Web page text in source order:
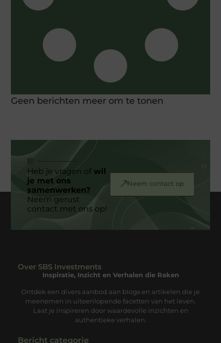
Geen berichten meer om te tonen
Heb je vragen ofwil
je met ons
samenwerken?
Neem gerust
contact met ons op!
Neem contact op
Over SBS Investments
Inspiratie, Inzicht en Verhalen die Raken
Ontdek een divers aanbod aan blogs en artikelen die je
meenemen in uiteenlopende facetten van het leven.
Laat je inspireren door waardevolle inzichten en
authentieke verhalen.
Bericht categorie